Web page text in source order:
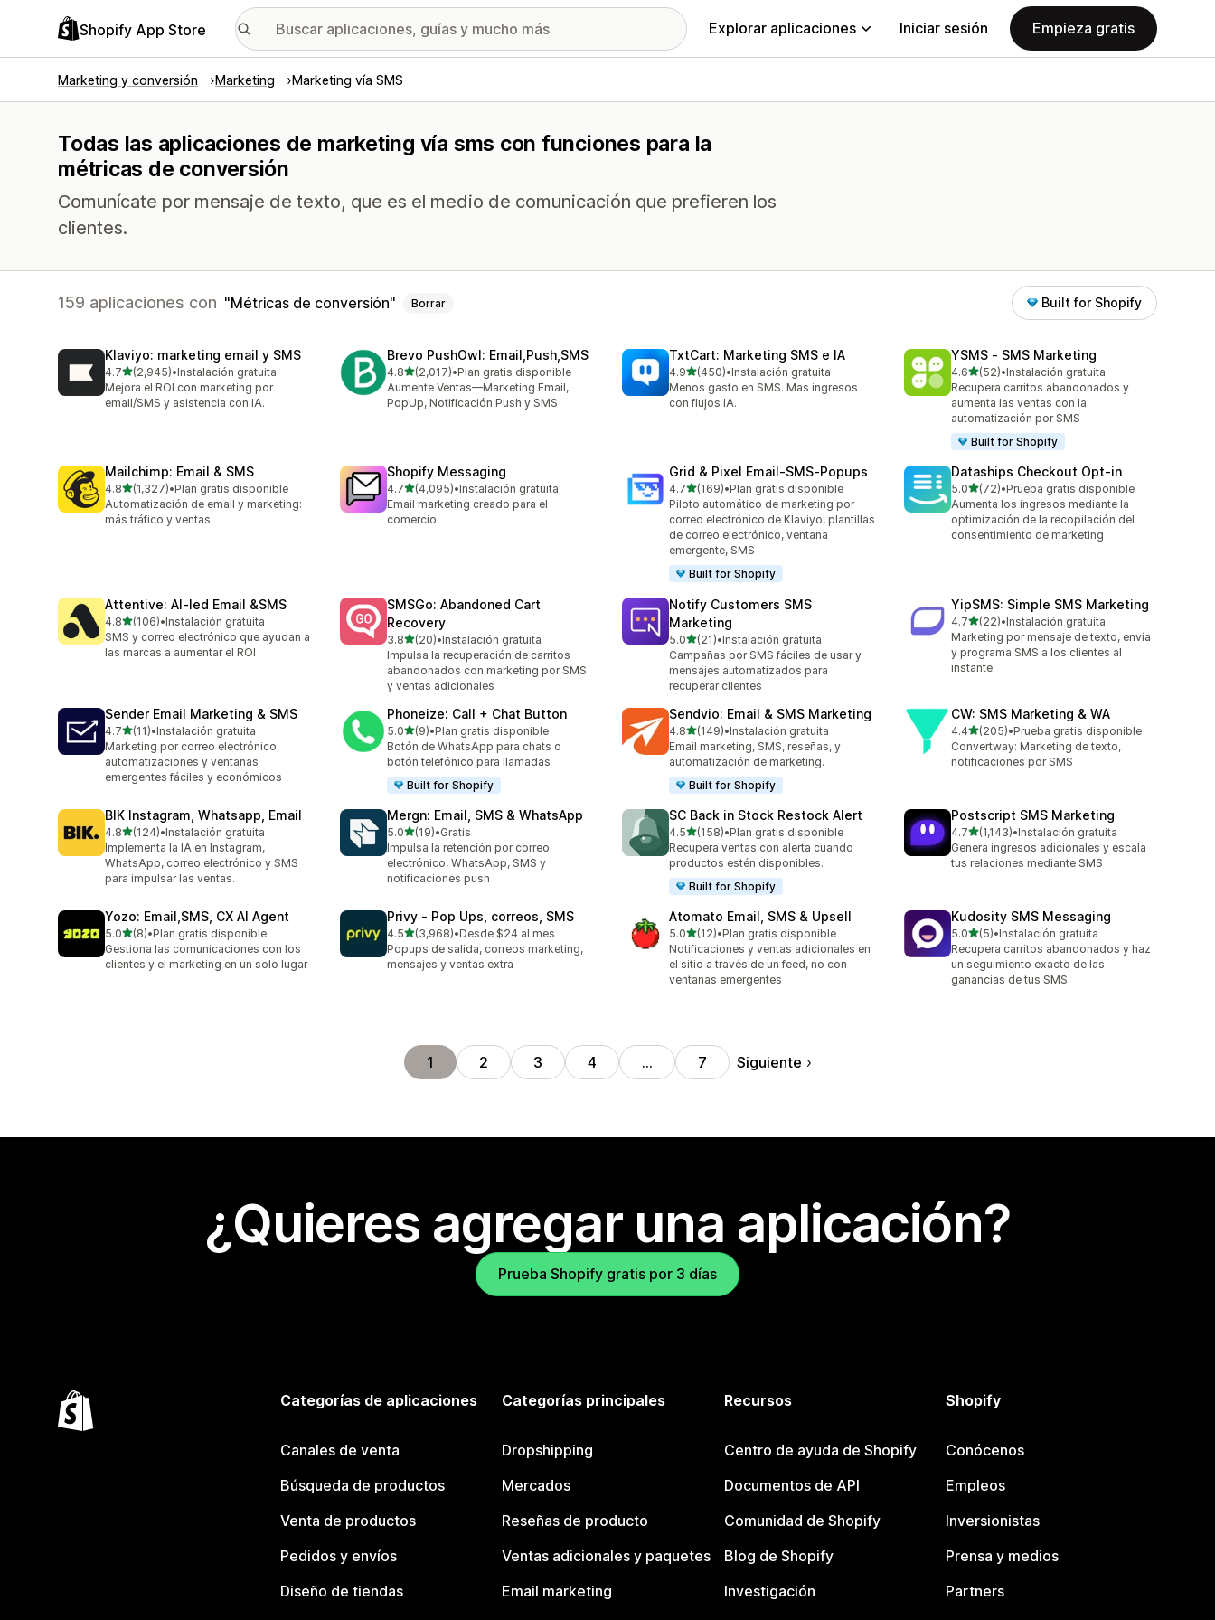
Shopify App Store Explorar aplicaciones Iniciar sesión Empieza gratis
Marketing y conversión Marketing Marketing vía SMS
Todas las aplicaciones de marketing vía sms con funciones para la
métricas de conversión
Comunícate por mensaje de texto, que es el medio de comunicación que prefieren los
clientes.
159 aplicaciones con Métricas de conversión Borrar Built for Shopify
Klaviyo: marketing email y SMS
4.7de 5 estrellas
(2,945)
2945 reseñas en total
•Instalación gratuita
Mejora el ROI con marketing por
email/SMS y asistencia con IA.
Brevo PushOwl: Email,Push,SMS
4.8de 5 estrellas
(2,017)
2017 reseñas en total
•Plan gratis disponible
Aumente Ventas—Marketing Email,
PopUp, Notificación Push y SMS
TxtCart: Marketing SMS e IA
4.9de 5 estrellas
(450)
450 reseñas en total
•Instalación gratuita
Menos gasto en SMS. Mas ingresos
con flujos IA.
YSMS ‑ SMS Marketing
4.6de 5 estrellas
(52)
52 reseñas en total
•Instalación gratuita
Recupera carritos abandonados y
aumenta las ventas con la
automatización por SMS
Built for Shopify
Mailchimp: Email & SMS
4.8de 5 estrellas
(1,327)
1327 reseñas en total
•Plan gratis disponible
Automatización de email y marketing:
más tráfico y ventas
Shopify Messaging
4.7de 5 estrellas
(4,095)
4095 reseñas en total
•Instalación gratuita
Email marketing creado para el
comercio
Grid & Pixel Email‑SMS‑Popups
4.7de 5 estrellas
(169)
169 reseñas en total
•Plan gratis disponible
Piloto automático de marketing por
correo electrónico de Klaviyo, plantillas
de correo electrónico, ventana
emergente, SMS
Built for Shopify
Dataships Checkout Opt‑in
5.0de 5 estrellas
(72)
72 reseñas en total
•Prueba gratis disponible
Aumenta los ingresos mediante la
optimización de la recopilación del
consentimiento de marketing
Attentive: AI‑led Email &SMS
4.8de 5 estrellas
(106)
106 reseñas en total
•Instalación gratuita
SMS y correo electrónico que ayudan a
las marcas a aumentar el ROI
SMSGo: Abandoned Cart
Recovery
3.8de 5 estrellas
(20)
20 reseñas en total
•Instalación gratuita
Impulsa la recuperación de carritos
abandonados con marketing por SMS
y ventas adicionales
Notify Customers SMS
Marketing
5.0de 5 estrellas
(21)
21 reseñas en total
•Instalación gratuita
Campañas por SMS fáciles de usar y
mensajes automatizados para
recuperar clientes
YipSMS: Simple SMS Marketing
4.7de 5 estrellas
(22)
22 reseñas en total
•Instalación gratuita
Marketing por mensaje de texto, envía
y programa SMS a los clientes al
instante
Sender Email Marketing & SMS
4.7de 5 estrellas
(11)
11 reseñas en total
•Instalación gratuita
Marketing por correo electrónico,
automatizaciones y ventanas
emergentes fáciles y económicos
Phoneize: Call + Chat Button
5.0de 5 estrellas
(9)
9 reseñas en total
•Plan gratis disponible
Botón de WhatsApp para chats o
botón telefónico para llamadas
Built for Shopify
Sendvio: Email & SMS Marketing
4.8de 5 estrellas
(149)
149 reseñas en total
•Instalación gratuita
Email marketing, SMS, reseñas, y
automatización de marketing.
Built for Shopify
CW: SMS Marketing & WA
4.4de 5 estrellas
(205)
205 reseñas en total
•Prueba gratis disponible
Convertway: Marketing de texto,
notificaciones por SMS
BIK Instagram, Whatsapp, Email
4.8de 5 estrellas
(124)
124 reseñas en total
•Instalación gratuita
Implementa la IA en Instagram,
WhatsApp, correo electrónico y SMS
para impulsar las ventas.
Mergn: Email, SMS & WhatsApp
5.0de 5 estrellas
(19)
19 reseñas en total
•Gratis
Impulsa la retención por correo
electrónico, WhatsApp, SMS y
notificaciones push
SC Back in Stock Restock Alert
4.5de 5 estrellas
(158)
158 reseñas en total
•Plan gratis disponible
Recupera ventas con alerta cuando
productos estén disponibles.
Built for Shopify
Postscript SMS Marketing
4.7de 5 estrellas
(1,143)
1143 reseñas en total
•Instalación gratuita
Genera ingresos adicionales y escala
tus relaciones mediante SMS
Yozo: Email,SMS, CX AI Agent
5.0de 5 estrellas
(8)
8 reseñas en total
•Plan gratis disponible
Gestiona las comunicaciones con los
clientes y el marketing en un solo lugar
Privy ‑ Pop Ups, correos, SMS
4.5de 5 estrellas
(3,968)
3968 reseñas en total
•Desde $24 al mes
Popups de salida, correos marketing,
mensajes y ventas extra
Atomato Email, SMS & Upsell
5.0de 5 estrellas
(12)
12 reseñas en total
•Plan gratis disponible
Notificaciones y ventas adicionales en
el sitio a través de un feed, no con
ventanas emergentes
Kudosity SMS Messaging
5.0de 5 estrellas
(5)
5 reseñas en total
•Instalación gratuita
Recupera carritos abandonados y haz
un seguimiento exacto de las
ganancias de tus SMS.
1 2 3 4 … 7 Siguiente
¿Quieres agregar una aplicación?
Prueba Shopify gratis por 3 días
Categorías de aplicaciones
Canales de venta
Búsqueda de productos
Venta de productos
Pedidos y envíos
Diseño de tiendas
Categorías principales
Dropshipping
Mercados
Reseñas de producto
Ventas adicionales y paquetes
Email marketing
Recursos
Centro de ayuda de Shopify
Documentos de API
Comunidad de Shopify
Blog de Shopify
Investigación
Shopify
Conócenos
Empleos
Inversionistas
Prensa y medios
Partners